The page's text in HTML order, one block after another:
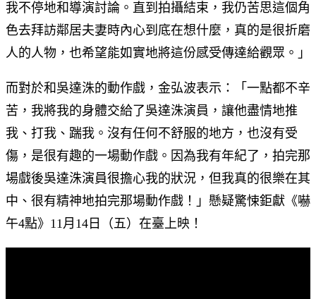
我不停地和導演討論。直到拍攝結束，我仍苦思這個角
色去拜訪鄰居夫妻時內心到底在想什麼，真的是很折磨
人的人物，也希望能如實地將這份感受傳達給觀眾。」
而對於和吳達洙的動作戲，金弘波表示：「一點都不辛
苦，我將我的身體交給了吳達洙演員，讓他盡情地推
我、打我、踹我。沒有任何不舒服的地方，也沒有受
傷，是很有趣的一場動作戲。因為我有年紀了，拍完那
場戲後吳達洙演員很擔心我的狀況，但我真的很樂在其
中、很有精神地拍完那場動作戲！」懸疑驚悚鉅獻《嚇
午4點》11月14日（五）在臺上映！